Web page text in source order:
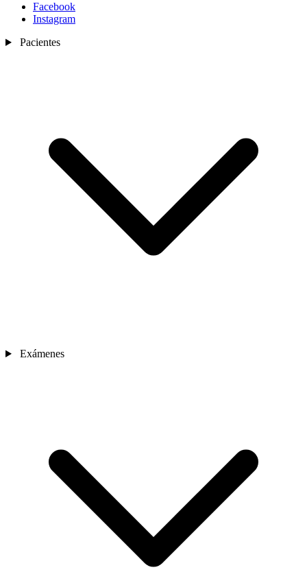
Nosotros
Sedes
Contacto
Facebook
Instagram
Pacientes
Exámenes